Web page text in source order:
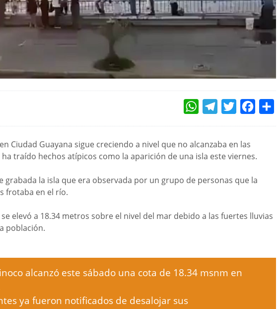
WHATSAPPTELEGRAMTWITTERFACEBOOK
Ciudad Guayana sigue creciendo a nivel que no alcanzaba en las
traído hechos atípicos como la aparición de una isla este viernes.
grabada la isla que era observada por un grupo de personas que la
frotaba en el río.
elevó a 18.34 metros sobre el nivel del mar debido a las fuertes lluvias
población.
alcanzó este sábado una cota de 18.34 msnm en
ya fueron notificados de desalojar sus